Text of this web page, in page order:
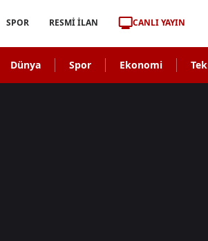
SPOR RESMİ İLAN CANLI YAYIN
Dünya Spor Ekonomi